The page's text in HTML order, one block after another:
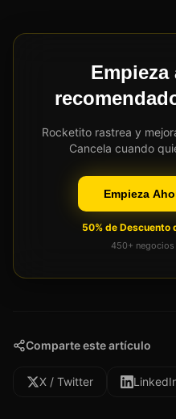
Empieza
Rocketito rastrea y
Cancela cuando
Empieza
50% de Descuento
450+ negocios
Comparte este artículo
X / Twitter